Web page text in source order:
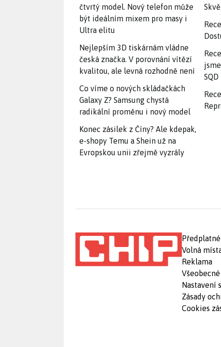
čtvrtý model. Nový telefon může
být ideálním mixem pro masy i
Ultra elitu
Nejlepším 3D tiskárnám vládne
česká značka. V porovnání vítězí
kvalitou, ale levná rozhodně není
Co víme o nových skládačkách
Galaxy Z? Samsung chystá
radikální proměnu i nový model
Konec zásilek z Číny? Ale kdepak,
e-shopy Temu a Shein už na
Evropskou unii zřejmě vyzrály
Volná
Reklama
Nastavení
Zásady
Cookies